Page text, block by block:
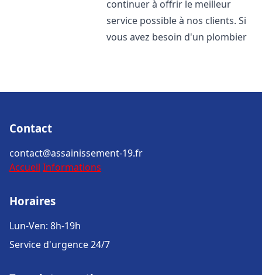
continuer à offrir le meilleur
service possible à nos clients. Si
vous avez besoin d'un plombier
Contact
contact@assainissement-19.fr
Accueil Informations
Horaires
Lun-Ven: 8h-19h
Service d'urgence 24/7